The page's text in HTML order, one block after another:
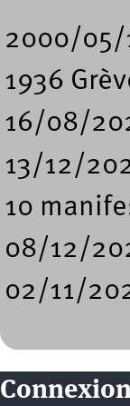
2000/05/
1936
16/08/
13/12/
10
08/12/
02/11/
Pages